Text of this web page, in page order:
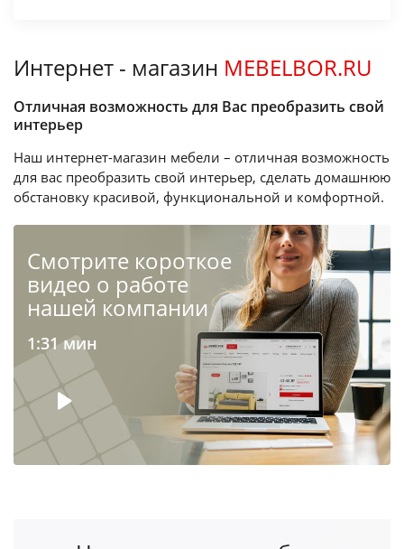
Интернет - магазин MEBELBOR.RU
Отличная возможность для Вас преобразить свой
интерьер
Наш интернет-магазин мебели – отличная возможность
для вас преобразить свой интерьер, сделать домашнюю
обстановку красивой, функциональной и комфортной.
Cмотрите короткое
видео о работе
нашей компании
1:31 мин